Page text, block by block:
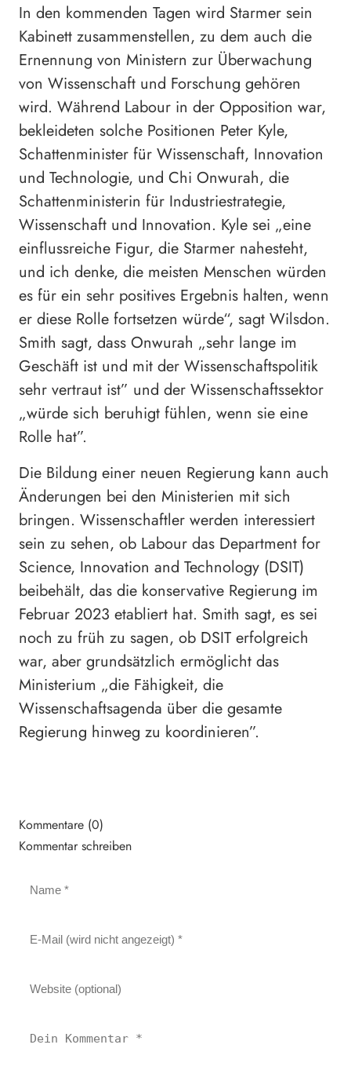
In den kommenden Tagen wird Starmer sein
Kabinett zusammenstellen, zu dem auch die
Ernennung von Ministern zur Überwachung
von Wissenschaft und Forschung gehören
wird. Während Labour in der Opposition war,
bekleideten solche Positionen Peter Kyle,
Schattenminister für Wissenschaft, Innovation
und Technologie, und Chi Onwurah, die
Schattenministerin für Industriestrategie,
Wissenschaft und Innovation. Kyle sei „eine
einflussreiche Figur, die Starmer nahesteht,
und ich denke, die meisten Menschen würden
es für ein sehr positives Ergebnis halten, wenn
er diese Rolle fortsetzen würde“, sagt Wilsdon.
Smith sagt, dass Onwurah „sehr lange im
Geschäft ist und mit der Wissenschaftspolitik
sehr vertraut ist” und der Wissenschaftssektor
„würde sich beruhigt fühlen, wenn sie eine
Rolle hat”.
Die Bildung einer neuen Regierung kann auch
Änderungen bei den Ministerien mit sich
bringen. Wissenschaftler werden interessiert
sein zu sehen, ob Labour das Department for
Science, Innovation and Technology (DSIT)
beibehält, das die konservative Regierung im
Februar 2023 etabliert hat. Smith sagt, es sei
noch zu früh zu sagen, ob DSIT erfolgreich
war, aber grundsätzlich ermöglicht das
Ministerium „die Fähigkeit, die
Wissenschaftsagenda über die gesamte
Regierung hinweg zu koordinieren”.
Kommentare (0)
Kommentar schreiben